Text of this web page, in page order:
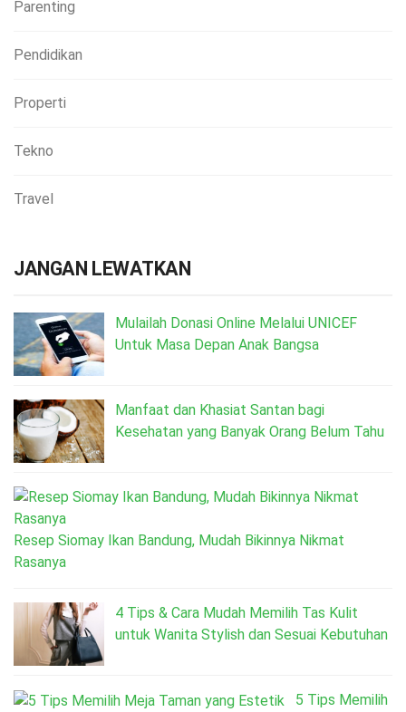
Parenting
Pendidikan
Properti
Tekno
Travel
JANGAN LEWATKAN
Mulailah Donasi Online Melalui UNICEF
Untuk Masa Depan Anak Bangsa
Manfaat dan Khasiat Santan bagi
Kesehatan yang Banyak Orang Belum Tahu
Resep Siomay Ikan Bandung, Mudah Bikinnya Nikmat
Rasanya
4 Tips & Cara Mudah Memilih Tas Kulit
untuk Wanita Stylish dan Sesuai Kebutuhan
5 Tips Memilih